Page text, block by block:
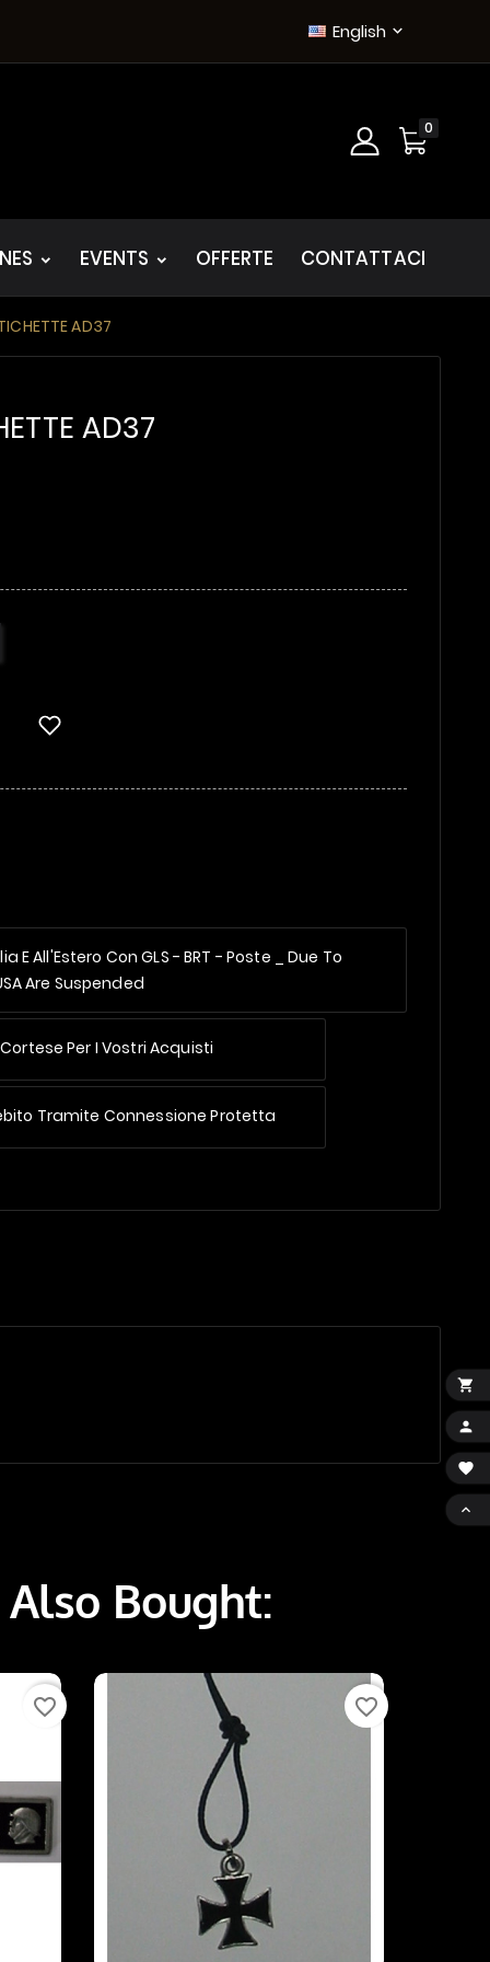
English 
0
EVENTS OFFERTE CONTATTACI
AD37
AD37
E All'Estero Con GLS - BRT - Poste _Due To
Are Suspended
Per I Vostri Acquisti
Tramite Connessione Protetta
Bought:
favorite_border favorite_border



